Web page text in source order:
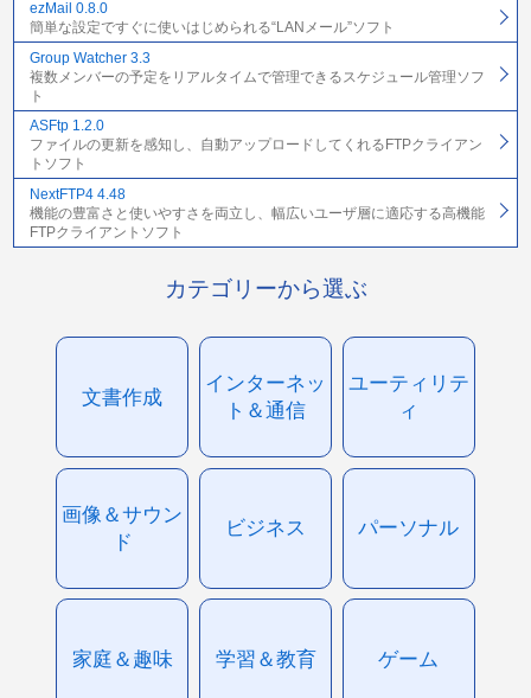
ezMail 0.8.0
簡単な設定ですぐに使いはじめられる“LANメール”ソフト
Group Watcher 3.3
複数メンバーの予定をリアルタイムで管理できるスケジュール管理ソフ
ト
ASFtp 1.2.0
ファイルの更新を感知し、自動アップロードしてくれるFTPクライアン
トソフト
NextFTP4 4.48
機能の豊富さと使いやすさを両立し、幅広いユーザ層に適応する高機能
FTPクライアントソフト
カテゴリーから選ぶ
文書作成
インターネッ
ト＆通信
ユーティリテ
ィ
画像＆サウン
ド
ビジネス パーソナル
家庭＆趣味 学習＆教育 ゲーム